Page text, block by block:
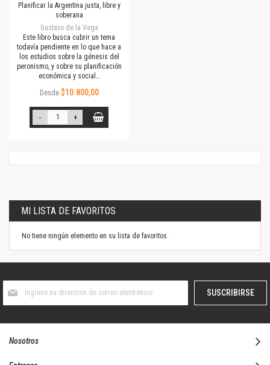
Planificar la Argentina justa, libre y
soberana
Gustavo de la Vega
Este libro busca cubrir un tema
todavía pendiente en lo que hace a
los estudios sobre la génesis del
peronismo, y sobre su planificación
económica y social…
Desde $10.800,00
- +
MI LISTA DE FAVORITOS
No tiene ningún elemento en su lista de favoritos.
boletín
SUSCRIBIRSE
Nosotros